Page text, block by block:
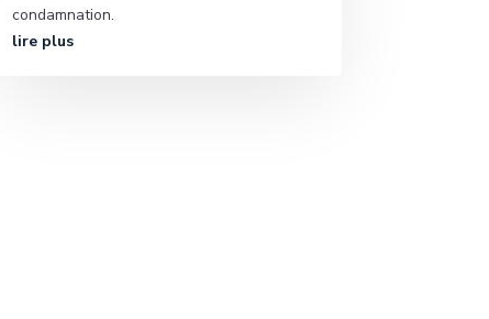
condamnation.
lire plus